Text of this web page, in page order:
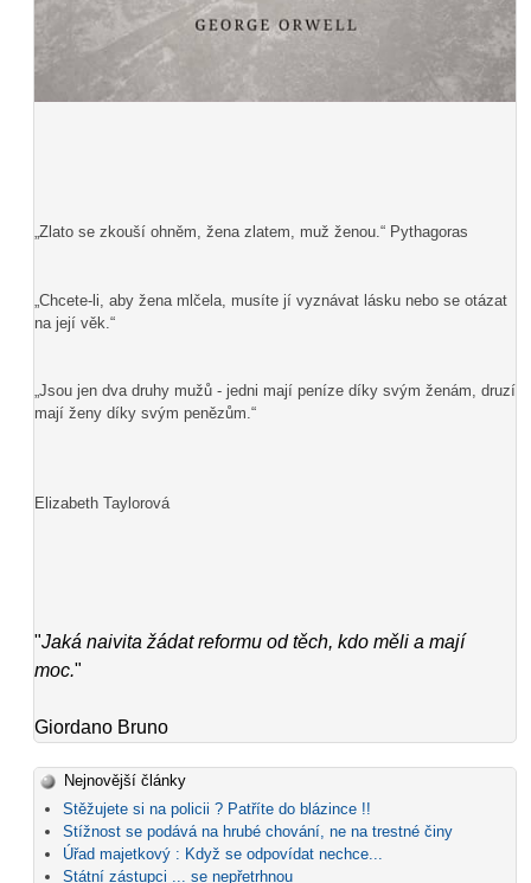
„Zlato se zkouší ohněm, žena zlatem, muž ženou.“ Pythagoras
„Chcete-li, aby žena mlčela, musíte jí vyznávat lásku nebo se otázat
na její věk.“
„Jsou jen dva druhy mužů - jedni mají peníze díky svým ženám, druzí
mají ženy díky svým penězům.“
Elizabeth Taylorová
"Jaká naivita žádat reformu od těch, kdo měli a mají
moc."
Giordano Bruno
Nejnovější články
Stěžujete si na policii ? Patříte do blázince !!
Stížnost se podává na hrubé chování, ne na trestné činy
Úřad majetkový : Když se odpovídat nechce...
Státní zástupci ... se nepřetrhnou